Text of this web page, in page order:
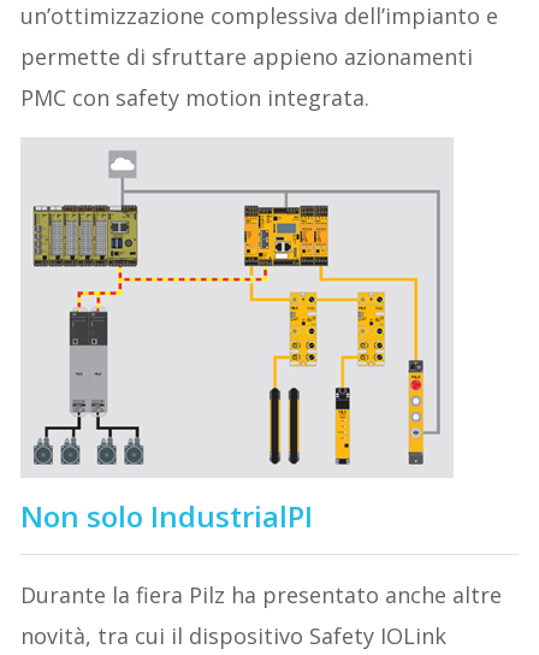
un’ottimizzazione complessiva dell’impianto e
permette di sfruttare appieno azionamenti
PMC con safety motion integrata.
Non solo IndustrialPI
Durante la fiera Pilz ha presentato anche altre
novità, tra cui il dispositivo Safety IOLink